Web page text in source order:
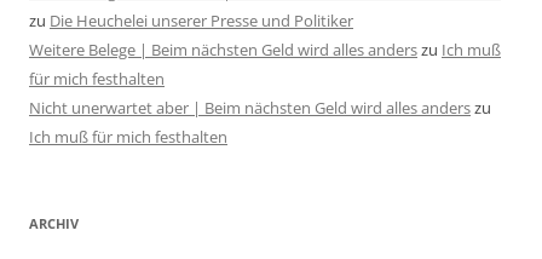
zu Die Heuchelei unserer Presse und Politiker
Weitere Belege | Beim nächsten Geld wird alles anderszu Ich muß
für mich festhalten
Nicht unerwartet aber | Beim nächsten Geld wird alles anderszu
Ich muß für mich festhalten
ARCHIV